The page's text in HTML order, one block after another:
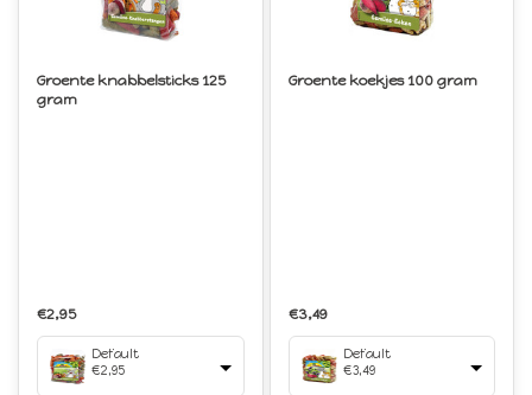
Groente knabbelsticks 125
gram
€2,95
Default
€2,95
Groente koekjes 100 gram
€3,49
Default
€3,49